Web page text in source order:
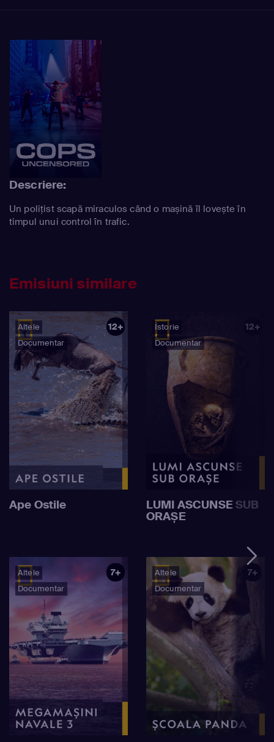
Descriere:
Un polițist scapă miraculos când o mașină îl lovește în
timpul unui control în trafic.
Emisiuni similare
Altele
Documentar
12+
Ape Ostile
Istorie
Documentar
12+
LUMI ASCUNSE SUB
ORAȘE
Altele
Documentar
7+
Altele
Documentar
7+